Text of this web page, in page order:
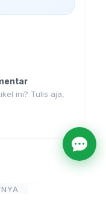
ini? Tulis aja,